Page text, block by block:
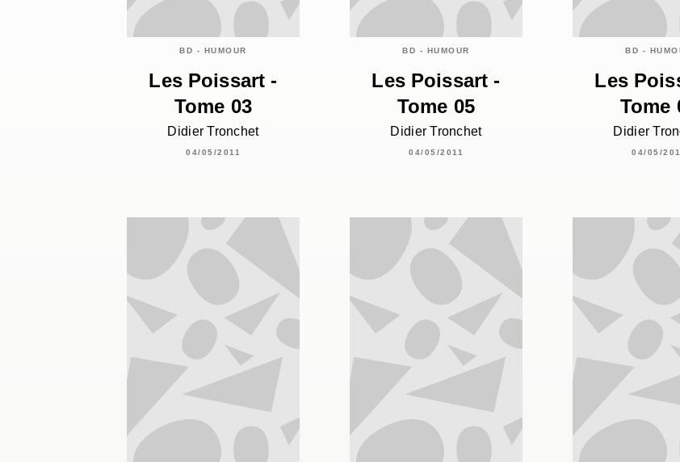
BD - HUMOUR
Les Poissart -
Tome 03
Didier Tronchet
04/05/2011
BD - HUMOUR
Les Poissart -
Tome 05
Didier Tronchet
04/05/2011
BD -
Les
Tome
Didier
04/05/